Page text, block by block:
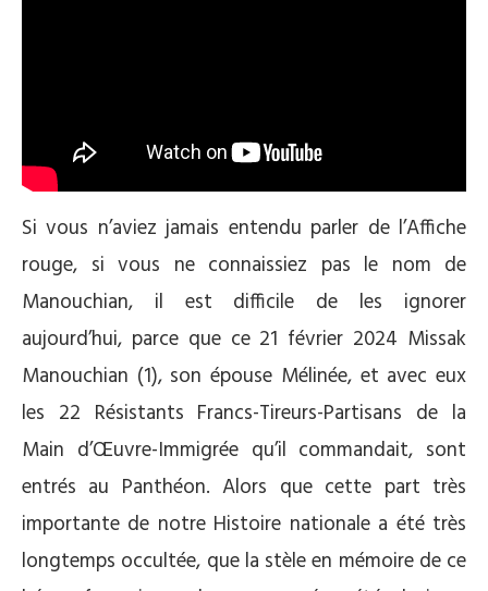
Si vous n’aviez jamais entendu parler de l’Affiche
rouge, si vous ne connaissiez pas le nom de
Manouchian, il est difficile de les ignorer
aujourd’hui, parce que ce 21 février 2024 Missak
Manouchian (1), son épouse Mélinée, et avec eux
les 22 Résistants Francs-Tireurs-Partisans de la
Main d’Œuvre-Immigrée qu’il commandait, sont
entrés au Panthéon. Alors que cette part très
importante de notre Histoire nationale a été très
longtemps occultée, que la stèle en mémoire de ce